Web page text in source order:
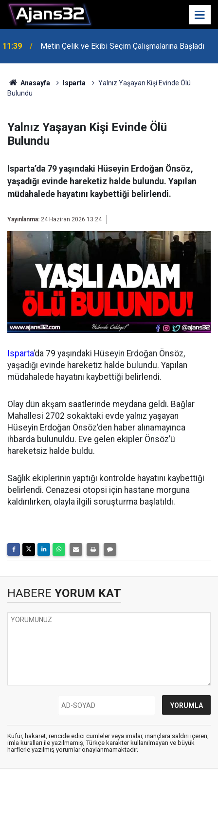
11:39 Metin Çelik ve Ekibi Seçim Çalışmalarına Başladı
10:15 Hafta Sonu Havalar Nasıl Olacak?
Anasayfa Isparta
Yalnız Yaşayan Kişi Evinde Ölü
Bulundu
Yalnız Yaşayan Kişi Evinde Ölü
Bulundu
Isparta’da 79 yaşındaki Hüseyin Erdoğan Önsöz,
yaşadığı evinde hareketiz halde bulundu. Yapılan
müdahalede hayatını kaybettiği belirlendi.
Yayınlanma: 24 Haziran 2026 13:24
Isparta’da 79 yaşındaki Hüseyin Erdoğan Önsöz,
yaşadığı evinde hareketiz halde bulundu. Yapılan
müdahalede hayatını kaybettiği belirlendi.
Olay dün akşam saatlerinde meydana geldi. Bağlar
Mahallesi 2702 sokaktaki evde yalnız yaşayan
Hüseyin Erdoğan Önsöz’den haber alınamayınca
ihbarda bulunuldu. Eve gelen ekipler Önsöz’ü
hareketsiz halde buldu.
Sağlık ekiplerinin yaptığı kontrolde hayatını kaybettiği
belirlendi. Cenazesi otopsi için hastane morguna
kaldırılırken, olayla ilgili soruşturma başlatıldı.
HABERE YORUM KAT
Küfür, hakaret, rencide edici cümleler veya imalar, inançlara saldırı içeren,
imla kuralları ile yazılmamış, Türkçe karakter kullanılmayan ve büyük
harflerle yazılmış yorumlar onaylanmamaktadır.